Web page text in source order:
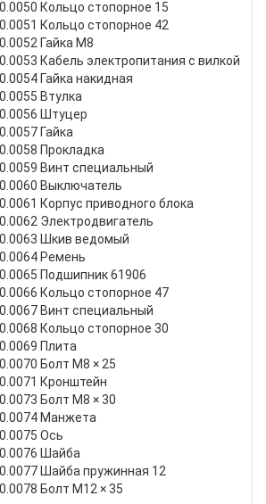
Кольцо стопорное 15
Кольцо стопорное 42
Гайка М8
Кабель электропитания с вилкой
Гайка накидная
Втулка
Штуцер
Гайка
Прокладка
Винт специальный
Выключатель
Корпус приводного блока
Электродвигатель
Шкив ведомый
Ремень
Подшипник 61906
Кольцо стопорное 47
Винт специальный
Кольцо стопорное 30
Плита
Болт М8 × 25
Кронштейн
Болт М8 × 30
Манжета
Ось
Шайба
Шайба пружинная 12
Болт М12 × 35